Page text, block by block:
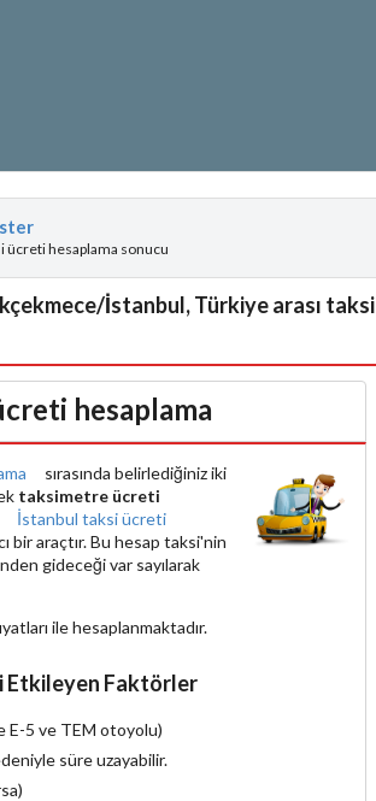
ücreti hesaplama sonucu
İstanbul, Türkiye arası taksi
hesaplama
sırasında belirlediğiniz iki
taksimetre ücreti
İstanbul taksi ücreti
bir araçtır. Bu hesap taksi'nin
gideceği var sayılarak
ile hesaplanmaktadır.
Etkileyen Faktörler
E-5 ve TEM otoyolu)
süre uzayabilir.